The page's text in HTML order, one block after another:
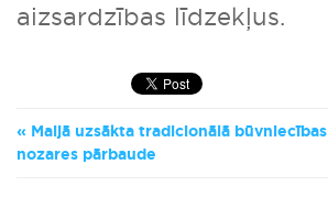
aizsardzības līdzekļus.
Maijā uzsākta tradicionālā būvniecības
nozares pārbaude